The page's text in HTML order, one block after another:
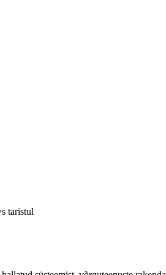
taristul